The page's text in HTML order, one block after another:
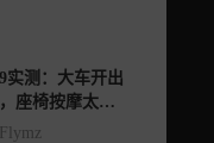
实测：大车开出
座椅按摩太上